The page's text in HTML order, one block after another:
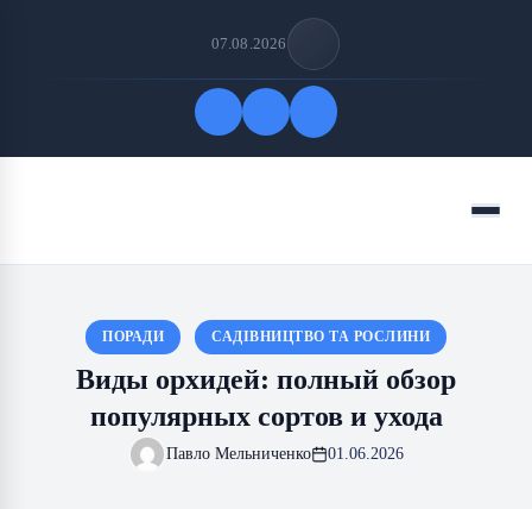
07.08.2026
Меню
ПОРАДИ САДІВНИЦТВО ТА РОСЛИНИ
Виды орхидей: полный обзор
популярных сортов и ухода
Павло Мельниченко 01.06.2026